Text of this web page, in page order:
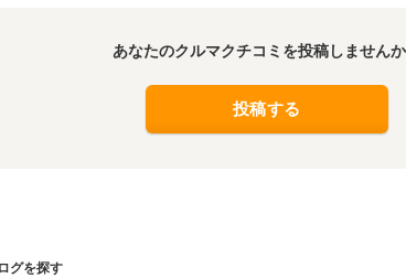
あなたのクルマクチコミを投稿しませんか
投稿する
グを探す